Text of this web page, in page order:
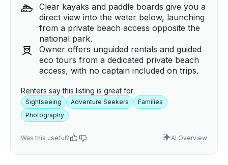
Clear kayaks and paddle boards give you a
direct view into the water below, launching
from a private beach access opposite the
national park.
Owner offers unguided rentals and guided
eco tours from a dedicated private beach
access, with no captain included on trips.
Renters say this listing is great for:
Sightseeing Adventure Seekers
Families
Photography
Was this useful? AI Overview